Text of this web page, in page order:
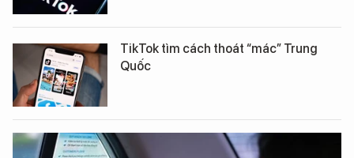
TikTok tìm cách thoát “mác” Trung
Quốc